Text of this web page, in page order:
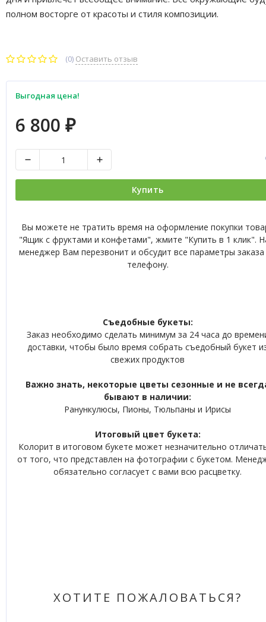
полном восторге от красоты и стиля композиции.
(0) Оставить отзыв
Выгодная цена!
6 800 ₽
Купить
Вы можете не тратить время на оформление покупки
"Ящик с фруктами и конфетами", жмите "Купить в 1 клик".
менеджер Вам перезвонит и обсудит все параметры
телефону.
Съедобные букеты:
Заказ необходимо сделать минимум за 24 часа до
доставки, чтобы было время собрать съедобный букет
свежих продуктов
Важно знать, некоторые цветы сезонные и не
бывают в наличии:
Ранункулюсы, Пионы, Тюльпаны и Ирисы
Итоговый цвет букета:
Колорит в итоговом букете может незначительно
от того, что представлен на фотографии с букетом.
обязательно согласует с вами всю расцветку.
ХОТИТЕ ПОЖАЛОВАТЬСЯ?